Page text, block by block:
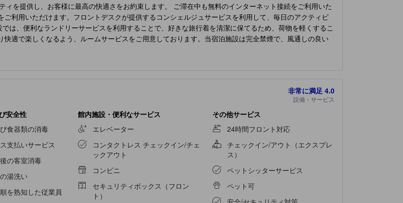
ィを提供し、お客様に最高の快適さをお約束します。 ご滞在中も無料のインターネット接続をご利用いた
利用いただけます。フロントデスクが提供するコンシェルジュサービスを利用して、毎日のアクティビ
は、便利なランドリーサービスを利用することで、好きな旅行着を清潔に保てるため、荷物を軽くするこ
適で楽しくなるよう、ルームサービスをご用意しております。当宿泊施設は完全禁煙で、風通しの良い
ます。一部の客室では、室内ビデオストリーミング、日刊新聞、テレビなど、一流の室内エンターテイメ
。
には、お客様が楽しめるレクリエーション設備があります。当宿
りすることで、日々の活力を取り戻すのに最適です。当宿泊施設に立ち寄り、設備の整ったエクササイズ
非常に満足 4.0
設備・サービス
安全性
食器類の消毒
支払いサービス
の客室消毒
湯洗い
を熟知した従業員
館内施設・便利なサービス
エレベーター
コンタクトレス チェックイン/チェ
ックアウト
コンビニ
セキュリティボックス（フロン
ト）
その他サービス
24時間フロント対応
チェックイン/アウト（エクスプレ
ス）
ペットシッターサービス
ペット可